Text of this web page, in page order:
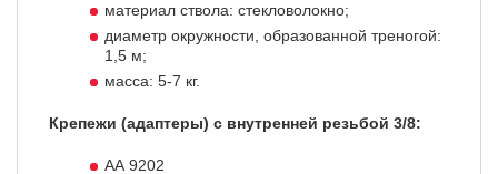
материал ствола: стекловолокно;
диаметр окружности, образованной треногой:
1,5 м;
масса: 5-7 кг.
Крепежи (адаптеры) с внутренней резьбой 3/8:
AA 9202